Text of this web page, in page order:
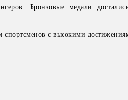
Бронзовые медали
спортсменов с высокими